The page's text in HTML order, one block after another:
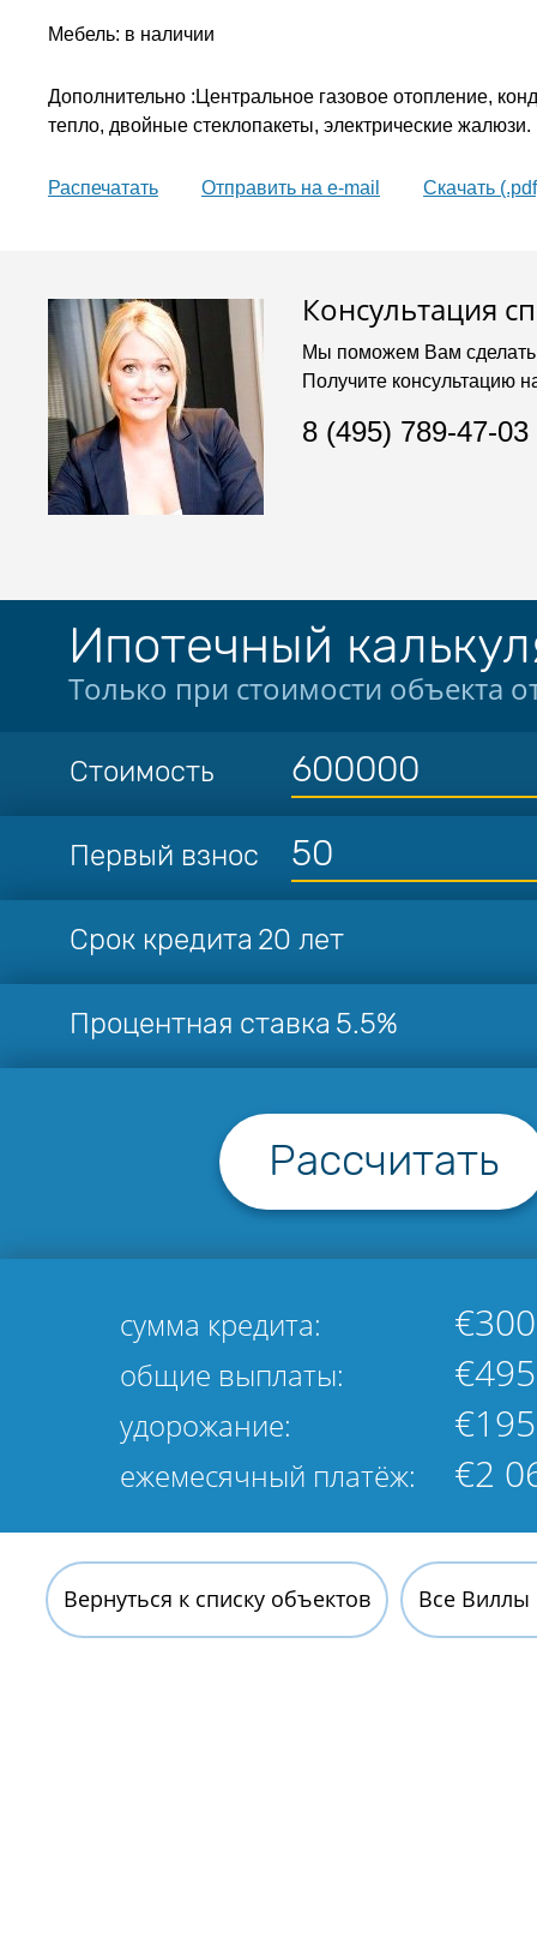
Мебель: в наличии
Дополнительно :Центральное газовое отопление,
тепло, двойные стеклопакеты, электрические жалюзи.
Распечатать Oтправить на e-mail Скачать
Консультация
Мы поможем Вам
Получите консультацию
8 (495) 789-47-03
Ипотечный
Только при стоимости объекта
Стоимость
Первый взнос
Срок кредита 20 лет
Процентная ставка 5.5%
Рассчитать
сумма кредита:
общие выплаты:
удорожание:
ежемесячный платёж: €2
Вернуться к списку объектов Все Виллы